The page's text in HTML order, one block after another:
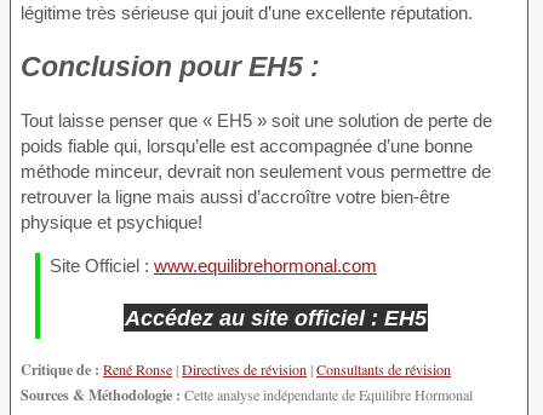
légitime très sérieuse qui jouit d’une excellente réputation.
Conclusion pour EH5 :
Tout laisse penser que « EH5 » soit une solution de perte de
poids fiable qui, lorsqu’elle est accompagnée d’une bonne
méthode minceur, devrait non seulement vous permettre de
retrouver la ligne mais aussi d’accroître votre bien-être
physique et psychique!
Site Officiel : www.equilibrehormonal.com
Accédez au site officiel : EH5
Critique de : René Ronse|Directives de révision|Consultants de révision
Sources & Méthodologie : Cette analyse indépendante de Equilibre Hormonal